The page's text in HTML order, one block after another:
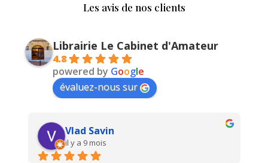
Les avis de nos clients
Librairie Le Cabinet d'Amateur
4.8
powered by Google
évaluez-nous sur
Vlad Savin
il y a 9 mois